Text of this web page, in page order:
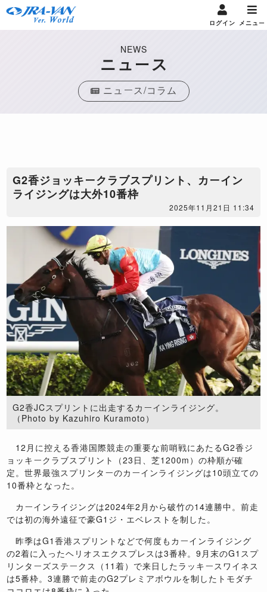
ログイン メニュー
NEWS
ニュース
ニュース/コラム
G2香ジョッキークラブスプリント、カーイン
ライジングは大外10番枠
2025年11月21日 11:34
G2香JCスプリントに出走するカーインライジング。
（Photo by Kazuhiro Kuramoto）
12月に控える香港国際競走の重要な前哨戦にあたるG2香ジ
ョッキークラブスプリント（23日、芝1200m）の枠順が確
定。世界最強スプリンターのカーインライジングは10頭立ての
10番枠となった。
カーインライジングは2024年2月から破竹の14連勝中。前走
では初の海外遠征で豪G1ジ・エベレストを制した。
昨季はG1香港スプリントなどで何度もカーインライジング
の2着に入ったヘリオスエクスプレスは3番枠。9月末のG1スプ
リンターズステークス（11着）で来日したラッキースワイネス
は5番枠。3連勝で前走のG2プレミアボウルを制したトモダチ